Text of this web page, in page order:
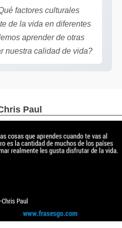
factores culturales
de la vida en diferentes
aprender de otras
nuestra calidad de vida?
Paul